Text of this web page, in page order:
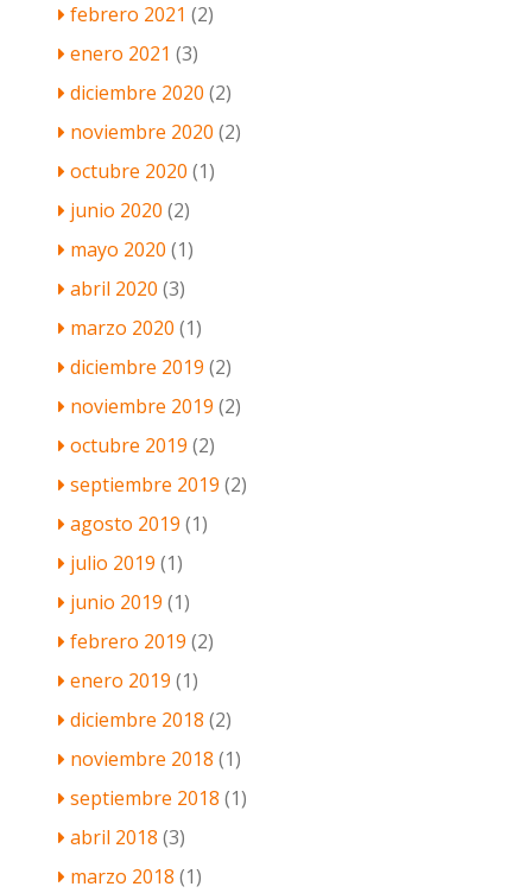
febrero 2021 (2)
enero 2021 (3)
diciembre 2020 (2)
noviembre 2020 (2)
octubre 2020 (1)
junio 2020 (2)
mayo 2020 (1)
abril 2020 (3)
marzo 2020 (1)
diciembre 2019 (2)
noviembre 2019 (2)
octubre 2019 (2)
septiembre 2019 (2)
agosto 2019 (1)
julio 2019 (1)
junio 2019 (1)
febrero 2019 (2)
enero 2019 (1)
diciembre 2018 (2)
noviembre 2018 (1)
septiembre 2018 (1)
abril 2018 (3)
marzo 2018 (1)